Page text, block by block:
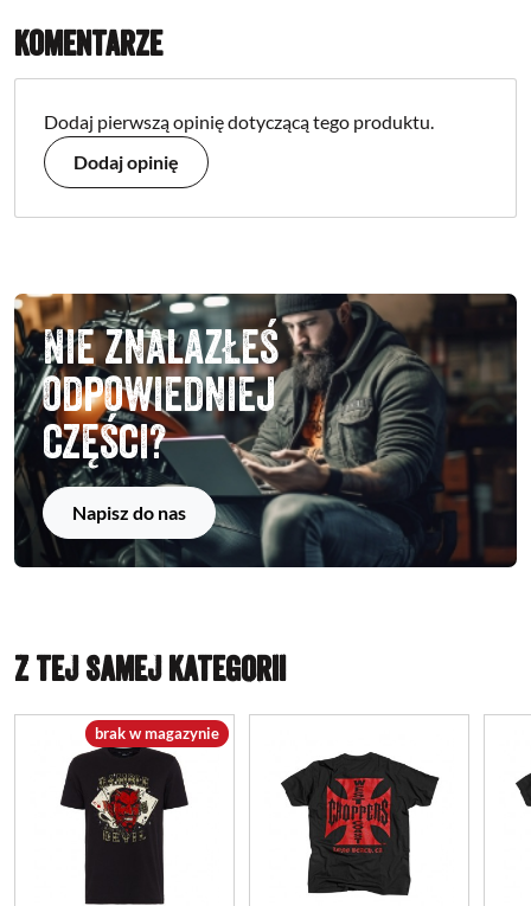
Komentarze
Dodaj pierwszą opinię dotyczącą tego produktu.
Dodaj opinię
Nie znalazłeś
odpowiedniej
części?
Napisz do nas
Z TEJ SAMEJ KATEGORII
brak w magazynie